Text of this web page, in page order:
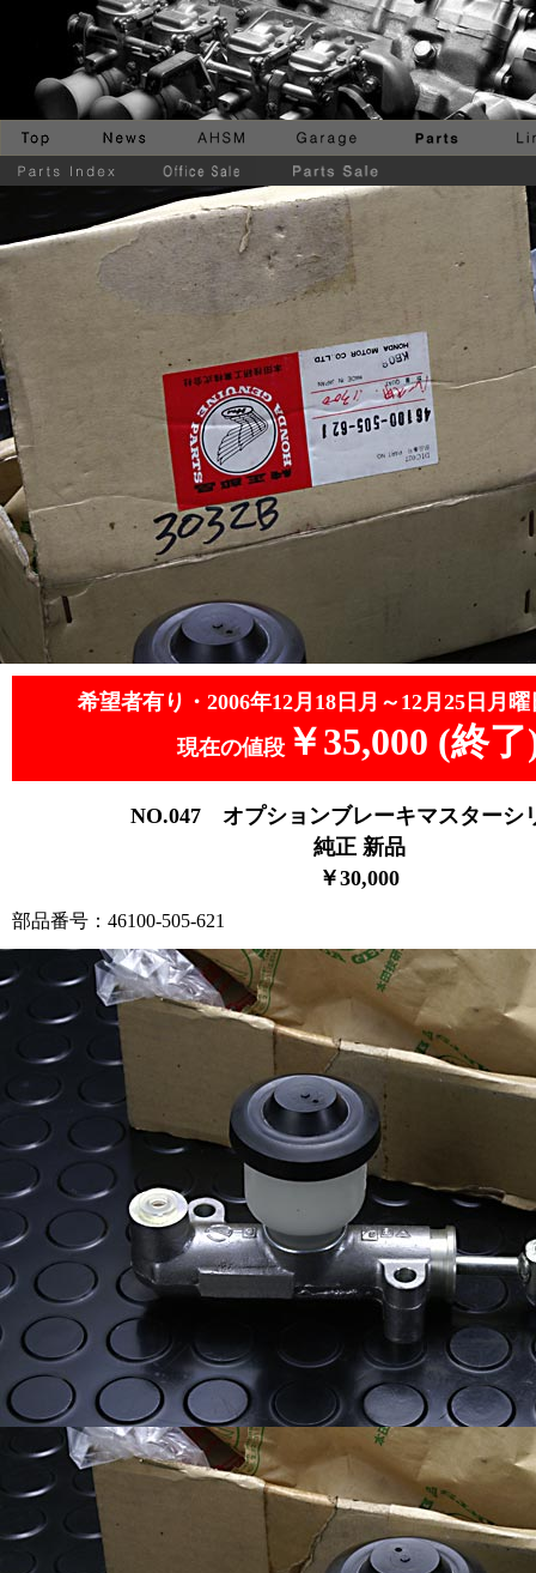
希望者有り・2006年12月18日月～12月25日月曜
現在の値段 ￥35,000 (終
NO.047オプションブレーキマスターシ
純正 新品
￥30,000
部品番号：46100-505-621